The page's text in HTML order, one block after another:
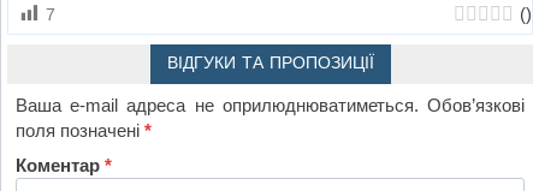
7 ()
ВІДГУКИ ТА ПРОПОЗИЦІЇ
Ваша e-mail адреса не оприлюднюватиметься. Обов’язкові
поля позначені*
Коментар*